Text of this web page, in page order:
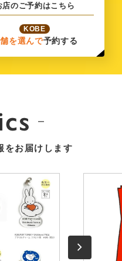
店のご予約はこちら
KOBE
を選んで予約する
をお届けします